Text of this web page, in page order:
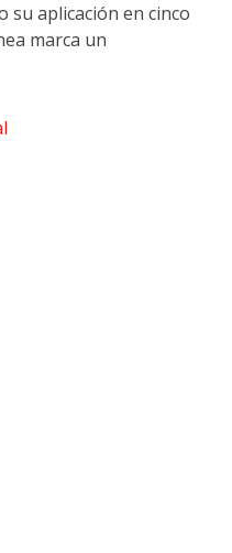
su aplicación en cinco
marca un